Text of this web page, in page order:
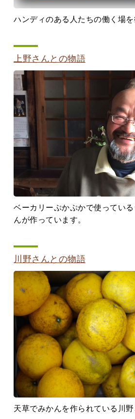
ハンディのある人たちの働く場
上野さんとの物語
ベーカリーぷかぷかで使ってい
んが作っています。
川野さんとの物語
天草でみかんを作られている川